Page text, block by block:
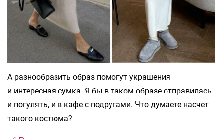
А разнообразить образ помогут украшения
и интересная сумка. Я бы в таком образе отправилась
и погулять, и в кафе с подругами. Что думаете насчет
такого костюма?